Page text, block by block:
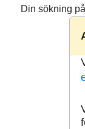
Din sökning på